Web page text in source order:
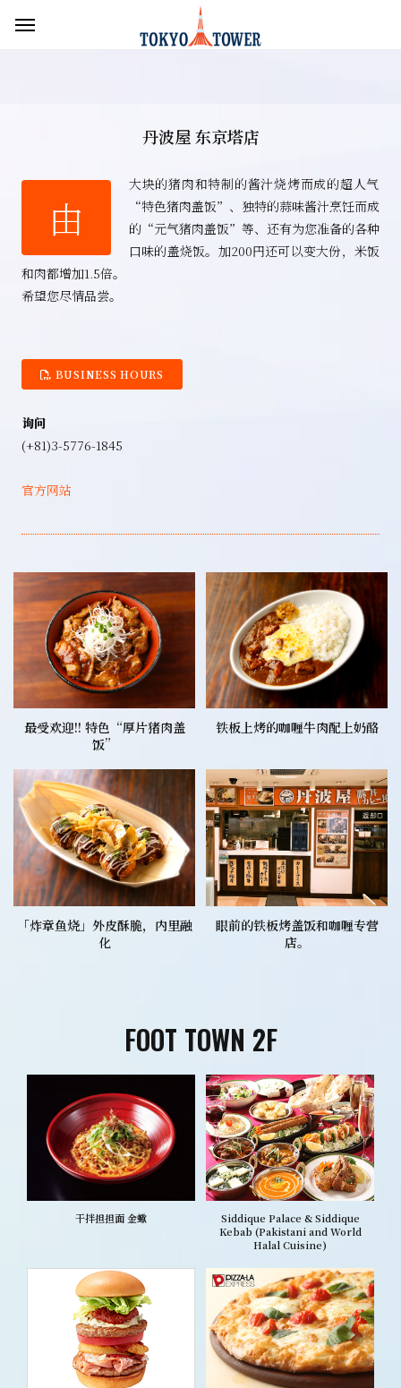
丹波屋 东京塔店
由
大块的猪肉和特制的酱汁烧烤而成的超人气
“特色猪肉盖饭”、独特的蒜味酱汁烹饪而成
的“元气猪肉盖饭”等、还有为您准备的各种
口味的盖烧饭。加200円还可以变大份，米饭
和肉都增加1.5倍。
希望您尽情品尝。
BUSINESS HOURS
询问
(+81)3-5776-1845
官方网站
最受欢迎!! 特色“厚片猪肉盖
饭”
铁板上烤的咖喱牛肉配上奶酪
「炸章鱼烧」外皮酥脆，内里融
化
眼前的铁板烤盖饭和咖喱专营
店。
FOOT TOWN 2F
干拌担担面 金蠍
Siddique Palace & Siddique
Kebab (Pakistani and World
Halal Cuisine)